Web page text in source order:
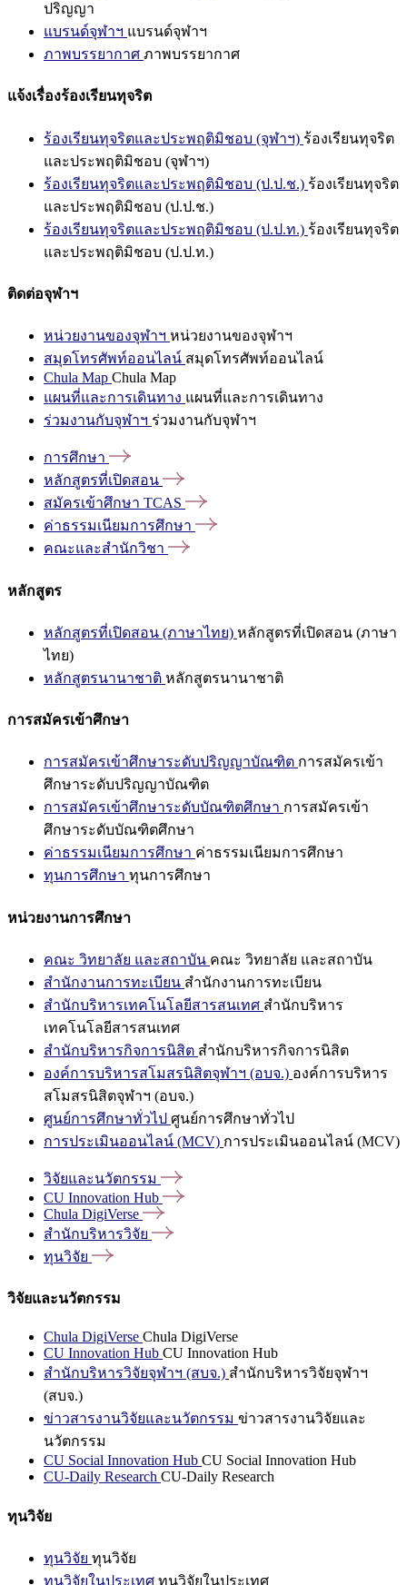
ปริญญา
แบรนด์จุฬาฯ แบรนด์จุฬาฯ
ภาพบรรยากาศ ภาพบรรยากาศ
แจ้งเรื่องร้องเรียนทุจริต
ร้องเรียนทุจริตและประพฤติมิชอบ (จุฬาฯ) ร้องเรียนทุจริต
และประพฤติมิชอบ (จุฬาฯ)
ร้องเรียนทุจริตและประพฤติมิชอบ (ป.ป.ช.) ร้องเรียนทุจริต
และประพฤติมิชอบ (ป.ป.ช.)
ร้องเรียนทุจริตและประพฤติมิชอบ (ป.ป.ท.) ร้องเรียนทุจริต
และประพฤติมิชอบ (ป.ป.ท.)
ติดต่อจุฬาฯ
หน่วยงานของจุฬาฯ หน่วยงานของจุฬาฯ
สมุดโทรศัพท์ออนไลน์ สมุดโทรศัพท์ออนไลน์
Chula Map Chula Map
แผนที่และการเดินทาง แผนที่และการเดินทาง
ร่วมงานกับจุฬาฯ ร่วมงานกับจุฬาฯ
การศึกษา
หลักสูตรที่เปิดสอน
สมัครเข้าศึกษา TCAS
ค่าธรรมเนียมการศึกษา
คณะและสำนักวิชา
หลักสูตร
หลักสูตรที่เปิดสอน (ภาษาไทย) หลักสูตรที่เปิดสอน (ภาษา
ไทย)
หลักสูตรนานาชาติ หลักสูตรนานาชาติ
การสมัครเข้าศึกษา
การสมัครเข้าศึกษาระดับปริญญาบัณฑิต การสมัครเข้า
ศึกษาระดับปริญญาบัณฑิต
การสมัครเข้าศึกษาระดับบัณฑิตศึกษา การสมัครเข้า
ศึกษาระดับบัณฑิตศึกษา
ค่าธรรมเนียมการศึกษา ค่าธรรมเนียมการศึกษา
ทุนการศึกษา ทุนการศึกษา
หน่วยงานการศึกษา
คณะ วิทยาลัย และสถาบัน คณะ วิทยาลัย และสถาบัน
สำนักงานการทะเบียน สำนักงานการทะเบียน
สำนักบริหารเทคโนโลยีสารสนเทศ สำนักบริหาร
เทคโนโลยีสารสนเทศ
สำนักบริหารกิจการนิสิต สำนักบริหารกิจการนิสิต
องค์การบริหารสโมสรนิสิตจุฬาฯ (อบจ.) องค์การบริหาร
สโมสรนิสิตจุฬาฯ (อบจ.)
ศูนย์การศึกษาทั่วไป ศูนย์การศึกษาทั่วไป
การประเมินออนไลน์ (MCV) การประเมินออนไลน์ (MCV)
วิจัยและนวัตกรรม
CU Innovation Hub
Chula DigiVerse
สำนักบริหารวิจัย
ทุนวิจัย
วิจัยและนวัตกรรม
Chula DigiVerse Chula DigiVerse
CU Innovation Hub CU Innovation Hub
สำนักบริหารวิจัยจุฬาฯ (สบจ.) สำนักบริหารวิจัยจุฬาฯ
(สบจ.)
ข่าวสารงานวิจัยและนวัตกรรม ข่าวสารงานวิจัยและ
นวัตกรรม
CU Social Innovation Hub CU Social Innovation Hub
CU-Daily Research CU-Daily Research
ทุนวิจัย
ทุนวิจัย ทุนวิจัย
ทุนวิจัยในประเทศ ทุนวิจัยในประเทศ